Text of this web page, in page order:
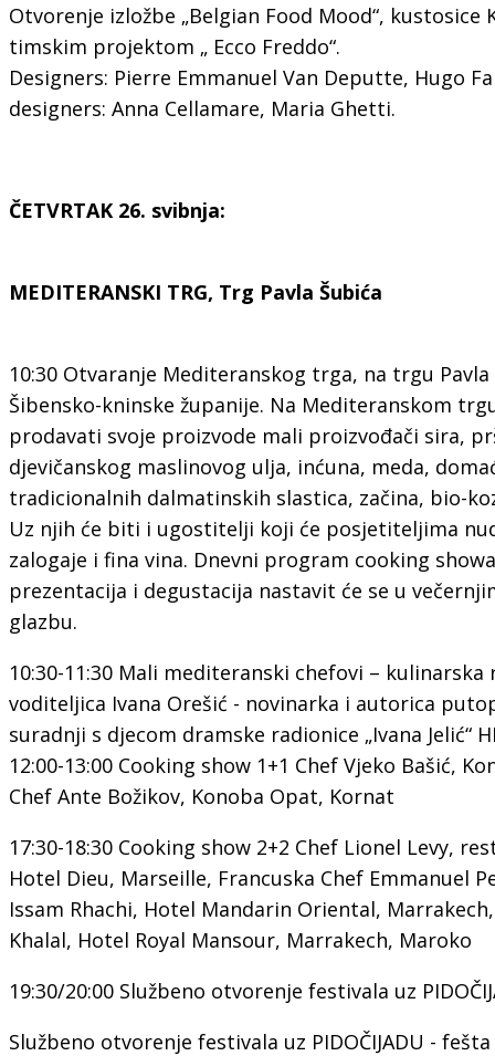
Otvorenje izložbe „Belgian Food Mood“, kustosice
timskim projektom „ Ecco Freddo“.
Designers: Pierre Emmanuel Van Deputte, Hugo
designers: Anna Cellamare, Maria Ghetti.
ČETVRTAK 26. svibnja:
MEDITERANSKI TRG, Trg Pavla Šubića
10:30 Otvaranje Mediteranskog trga, na trgu
Šibensko-kninske županije. Na Mediteranskom
prodavati svoje proizvode mali proizvođači sira,
djevičanskog maslinovog ulja, inćuna, meda,
tradicionalnih dalmatinskih slastica, začina, bio-
Uz njih će biti i ugostitelji koji će posjetiteljima
zalogaje i fina vina. Dnevni program cooking
prezentacija i degustacija nastavit će se u
glazbu.
10:30-11:30 Mali mediteranski chefovi – kulinarska
voditeljica Ivana Orešić - novinarka i autorica
suradnji s djecom dramske radionice „Ivana Jelić“
12:00-13:00 Cooking show 1+1 Chef Vjeko Bašić,
Chef Ante Božikov, Konoba Opat, Kornat
17:30-18:30 Cooking show 2+2 Chef Lionel Levy,
Hotel Dieu, Marseille, Francuska Chef Emmanuel
Issam Rhachi, Hotel Mandarin Oriental,
Khalal, Hotel Royal Mansour, Marrakech, Maroko
19:30/20:00 Službeno otvorenje festivala uz
Službeno otvorenje festivala uz PIDOČIJADU -